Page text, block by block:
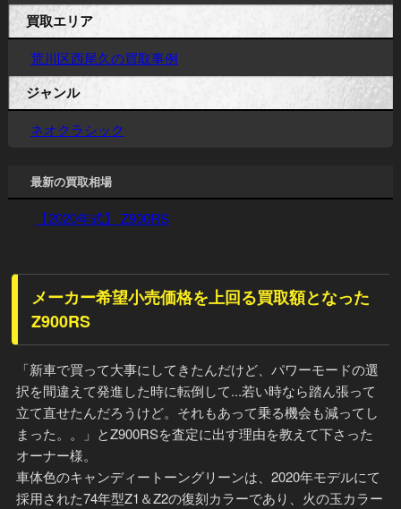
買取エリア
荒川区西尾久の買取事例
ジャンル
ネオクラシック
最新の買取相場
【2020年式】 Z900RS
メーカー希望小売価格を上回る買取額となった
Z900RS
「新車で買って大事にしてきたんだけど、パワーモードの選
択を間違えて発進した時に転倒して...若い時なら踏ん張って
立て直せたんだろうけど。それもあって乗る機会も減ってし
まった。。」とZ900RSを査定に出す理由を教えて下さった
オーナー様。
車体色のキャンディートーングリーンは、2020年モデルにて
採用された74年型Z1＆Z2の復刻カラーであり、火の玉カラー